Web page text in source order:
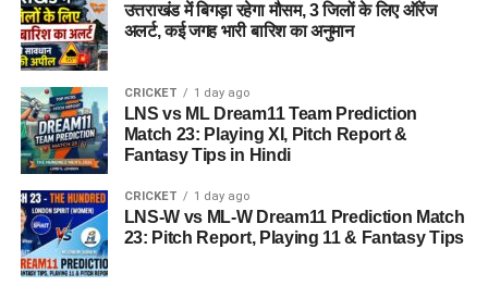
उत्तराखंड में बिगड़ा रहेगा मौसम, 3 जिलों के लिए ऑरेंज
अलर्ट, कई जगह भारी बारिश का अनुमान
CRICKET 1 day ago
LNS vs ML Dream11 Team Prediction
Match 23: Playing XI, Pitch Report &
Fantasy Tips in Hindi
CRICKET 1 day ago
LNS-W vs ML-W Dream11 Prediction Match
23: Pitch Report, Playing 11 & Fantasy Tips